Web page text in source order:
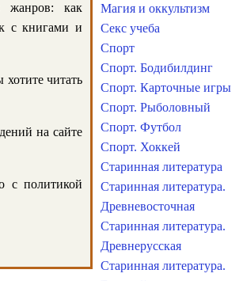
жанров: как
с книгами и
читать
на сайте
с политикой
Магия и оккультизм
Секс учеба
Спорт
Спорт. Бодибилдинг
Спорт. Карточные игры
Спорт. Рыболовный
Спорт. Футбол
Спорт. Хоккей
Старинная литература
Старинная литература.
Древневосточная
Старинная литература.
Древнерусская
Старинная литература.